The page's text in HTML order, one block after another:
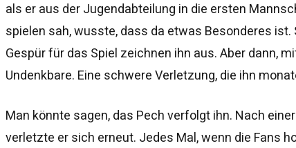
als er aus der Jugendabteilung in die ersten
spielen sah, wusste, dass da etwas Besonderes ist.
Gespür für das Spiel zeichnen ihn aus. Aber dann,
Undenkbare. Eine schwere Verletzung, die ihn
Man könnte sagen, das Pech verfolgt ihn. Nach
verletzte er sich erneut. Jedes Mal, wenn die Fans